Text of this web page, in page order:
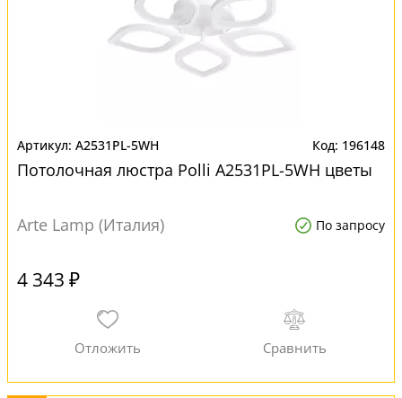
A2531PL-5WH 196148
Потолочная люстра Polli A2531PL-5WH цветы
Arte Lamp (Италия) По запросу
4 343 ₽